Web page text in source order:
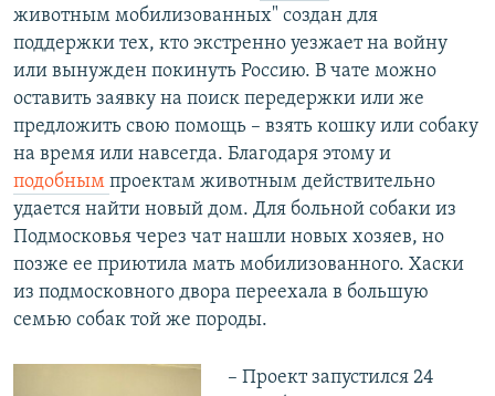
животным мобилизованных" создан для
поддержки тех, кто экстренно уезжает на войну
или вынужден покинуть Россию. В чате можно
оставить заявку на поиск передержки или же
предложить свою помощь – взять кошку или собаку
на время или навсегда. Благодаря этому и
подобным проектам животным действительно
удается найти новый дом. Для больной собаки из
Подмосковья через чат нашли новых хозяев, но
позже ее приютила мать мобилизованного. Хаски
из подмосковного двора переехала в большую
семью собак той же породы.
– Проект запустился 24